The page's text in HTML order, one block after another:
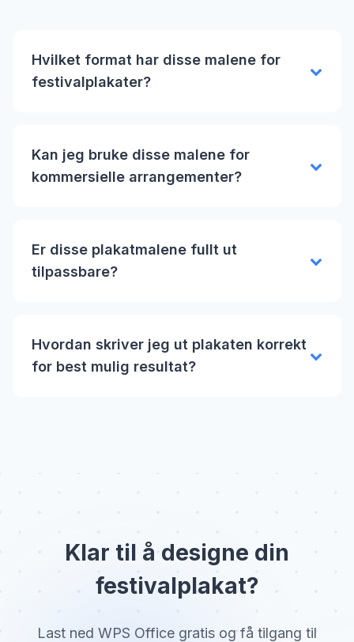
Hvilket format har disse malene for
festivalplakater?
Kan jeg bruke disse malene for
kommersielle arrangementer?
Er disse plakatmalene fullt ut
tilpassbare?
Hvordan skriver jeg ut plakaten korrekt
for best mulig resultat?
Klar til å designe din
festivalplakat?
Last ned WPS Office gratis og få tilgang til